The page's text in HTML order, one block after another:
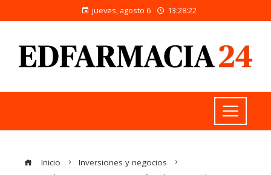
jueves, agosto 6 13:28:22
Inicio
Inversiones y negocios